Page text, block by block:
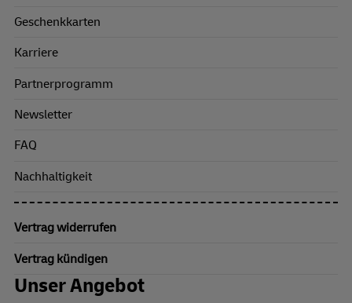
Geschenkkarten
Karriere
Partnerprogramm
Newsletter
FAQ
Nachhaltigkeit
Vertrag widerrufen
Vertrag kündigen
Unser Angebot